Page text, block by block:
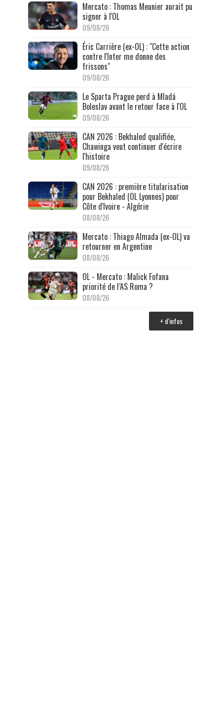
Mercato : Thomas Meunier aurait pu
signer à l'OL
09/08/26
Éric Carrière (ex-OL) : "Cette action
contre l'Inter me donne des
frissons"
09/08/26
Le Sparta Prague perd à Mladá
Boleslav avant le retour face à l'OL
09/08/26
CAN 2026 : Bekhaled qualifiée,
Chawinga veut continuer d'écrire
l'histoire
09/08/26
CAN 2026 : première titularisation
pour Bekhaled (OL Lyonnes) pour
Côte d'Ivoire - Algérie
08/08/26
Mercato : Thiago Almada (ex-OL) va
retourner en Argentine
08/08/26
OL - Mercato : Malick Fofana
priorité de l’AS Roma ?
08/08/26
+ d'infos